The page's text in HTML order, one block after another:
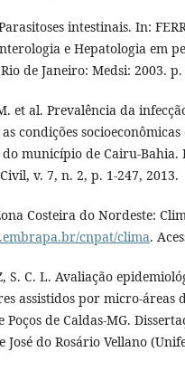
intestinais. In:
e Hepatologia em
de Janeiro: Medsi: 2003. p.
et al. Prevalência da
condições
município de Cairu-Bahia.
v. 7, n. 2, p. 1-247, 2013.
Costeira do Nordeste:
cnpat/clima.
S. C. L. Avaliação
assistidos por micro-áreas
de Caldas-MG.
José do Rosário Vellano